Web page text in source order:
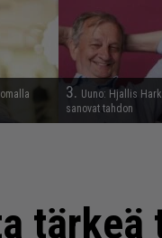
3. Uuno: Hjallis
sanovat tahdon
tärkeä